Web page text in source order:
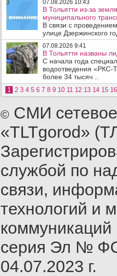
07.08.2026 10:43
В Тольятти из-за
муниципального
В связи с
улице Дзержинского
07.08.2026 9:41
В Тольятти названы
С начала года
водоотведения «РКС-
более 34 тысяч ..
1 2 3 4 5 6 7 8 9 10 11 12 13 14 15 16
© СМИ
«TLTgorod»
службой по
связи,
технологий и
серия Эл №
04.07.2023 г.